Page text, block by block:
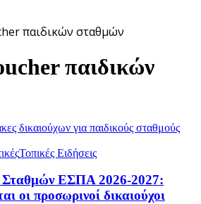
παιδικών σταθμών
παιδικών
Τοπικές Ειδήσεις
Σταθμών ΕΣΠΑ 2026-2027:
οι προσωρινοί δικαιούχοι